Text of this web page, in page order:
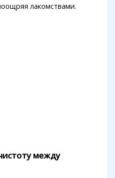
лакомствами.
между